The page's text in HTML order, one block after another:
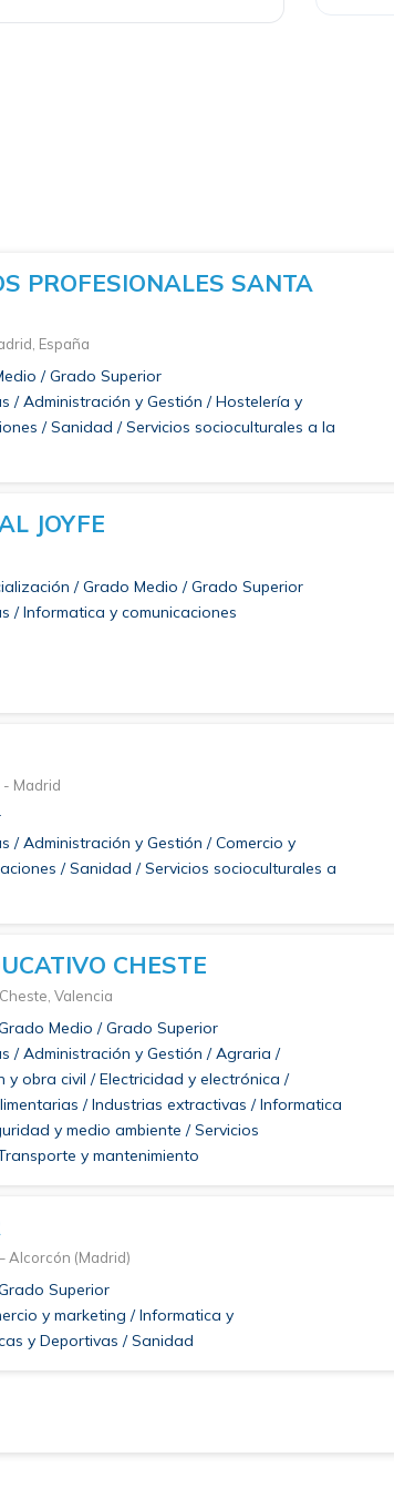
PROFESIONALES SANTA
España
/ Grado Superior
/ Administración y Gestión / Hostelería y
/ Sanidad / Servicios socioculturales a la
JOYFE
/ Grado Medio / Grado Superior
/ Informatica y comunicaciones
- Madrid
/ Administración y Gestión / Comercio y
/ Sanidad / Servicios socioculturales a
CHESTE
Valencia
Medio / Grado Superior
/ Administración y Gestión / Agraria /
y obra civil / Electricidad y electrónica /
/ Industrias extractivas / Informatica
y medio ambiente / Servicios
y mantenimiento
Alcorcón (Madrid)
Superior
y marketing / Informatica y
y Deportivas / Sanidad